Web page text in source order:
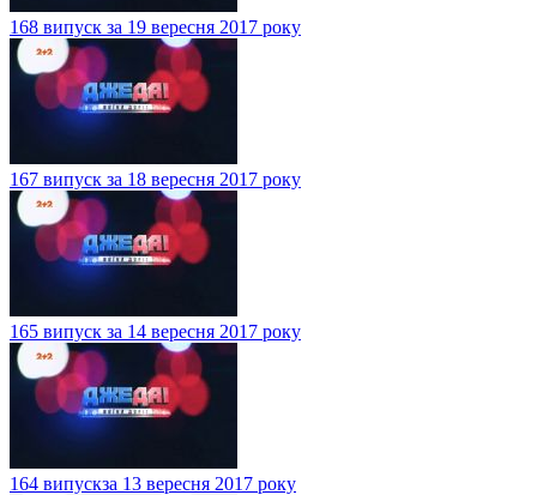
168 випуск за 19 вересня 2017 року
167 випуск за 18 вересня 2017 року
165 випуск за 14 вересня 2017 року
164 випускза 13 вересня 2017 року